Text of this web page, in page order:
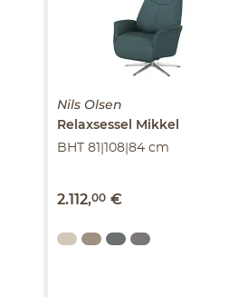
Nils Olsen
Relaxsessel
Mikkel
BHT 81|108|84 cm
2.112,00 €